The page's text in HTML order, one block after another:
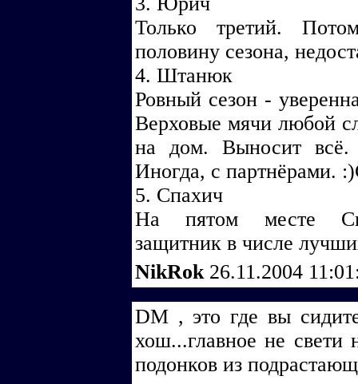
Только третий.
половину сезона,
4. Штанюк
Ровный сезон -
Верховые мячи любой
на дом. Выносит всё.
Иногда, с партнёрами.
5. Спахич
На пятом месте
защитник в числе
NikRok 26.11.2004
DM , это где вы
хош...главное не
подонков из